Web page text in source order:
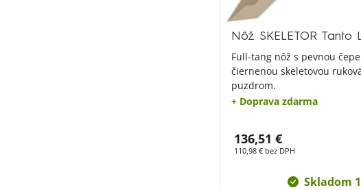
Nôž SKELETOR Tanto
Full-tang nôž s pevnou
čiernenou skeletovou
puzdrom.
+ Doprava zdarma
136,51 €
110,98 € bez DPH
Skladom